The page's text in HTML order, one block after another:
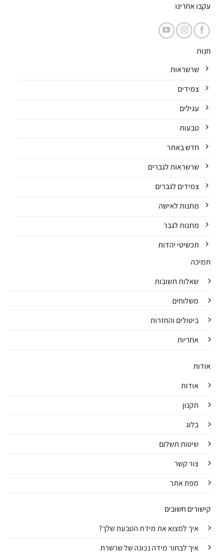
עקבו אחרינו
חנות
שרשראות
צמידים
עגילים
טבעות
חדש באתר
שרשראות לגברים
צמידים לגברים
מתנות לאישה
מתנות לגבר
תכשיטי יהדות
תמיכה
שאלות תשובות
משלוחים
ביטולים והחזרות
אחריות
אודות
אודות
תקנון
בלוג
שיטות תשלום
צור קשר
מפת אתר
קישורים חשובים
איך למצוא את מידת הטבעת שלך?
איך לבחור מידה נכונה של שרשרת